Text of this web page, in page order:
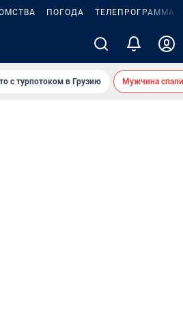
ПОГОДА ТЕЛЕПРОГРАММА
с турпотоком в Грузию Мужчина